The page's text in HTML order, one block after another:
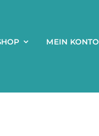
MEIN KONTO